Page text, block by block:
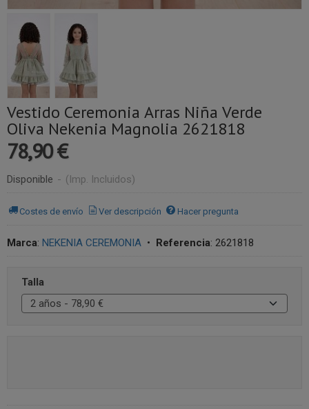
Vestido Ceremonia Arras Niña Verde
Oliva Nekenia Magnolia 2621818
78,90 €
Disponible - (Imp. Incluidos)
Costes de envío Ver descripción Hacer pregunta
Marca: NEKENIA CEREMONIA • Referencia: 2621818
Talla